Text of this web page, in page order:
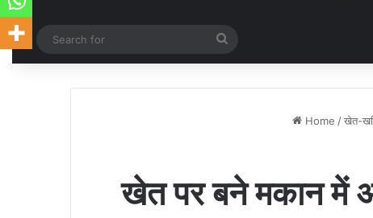
Random Article
for
Home / खेत-
खेत पर बने मकान में